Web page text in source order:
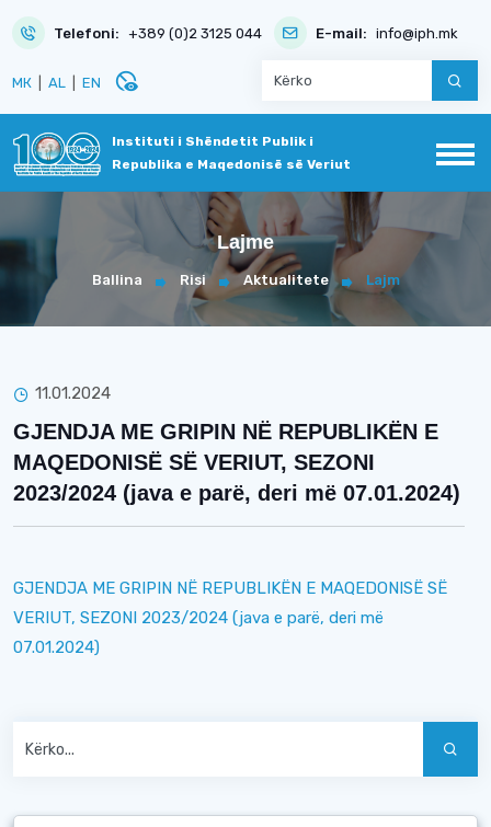
Telefoni: +389 (0)2 3125 044 E-mail: info@iph.mk
МК AL EN disabled_visible
Instituti i Shëndetit Publik i
Republika e Maqedonisë së Veriut
Lajme
Ballina Risi Aktualitete Lajm
11.01.2024
GJENDJA ME GRIPIN NË REPUBLIKËN E
MAQEDONISË SË VERIUT, SEZONI
2023/2024 (java e parë, deri më 07.01.2024)
GJENDJA ME GRIPIN NË REPUBLIKËN E MAQEDONISË SË
VERIUT, SEZONI 2023/2024 (java e parë, deri më
07.01.2024)